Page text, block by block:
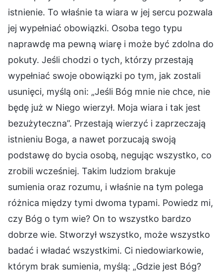
istnienie. To właśnie ta wiara w jej sercu pozwala
jej wypełniać obowiązki. Osoba tego typu
naprawdę ma pewną wiarę i może być zdolna do
pokuty. Jeśli chodzi o tych, którzy przestają
wypełniać swoje obowiązki po tym, jak zostali
usunięci, myślą oni: „Jeśli Bóg mnie nie chce, nie
będę już w Niego wierzył. Moja wiara i tak jest
bezużyteczna”. Przestają wierzyć i zaprzeczają
istnieniu Boga, a nawet porzucają swoją
podstawę do bycia osobą, negując wszystko, co
zrobili wcześniej. Takim ludziom brakuje
sumienia oraz rozumu, i właśnie na tym polega
różnica między tymi dwoma typami. Powiedz mi,
czy Bóg o tym wie? On to wszystko bardzo
dobrze wie. Stworzył wszystko, może wszystko
badać i władać wszystkimi. Ci niedowiarkowie,
którym brak sumienia, myślą: „Gdzie jest Bóg?